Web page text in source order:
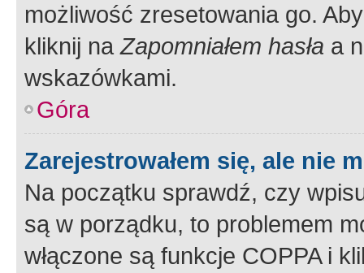
możliwość zresetowania go.
kliknij naZapomniałem hasła a
wskazówkami.
Góra
Zarejestrowałem się, ale nie
Na początku sprawdź, czy
są w porządku, to problemem
włączone są funkcje COPPA i